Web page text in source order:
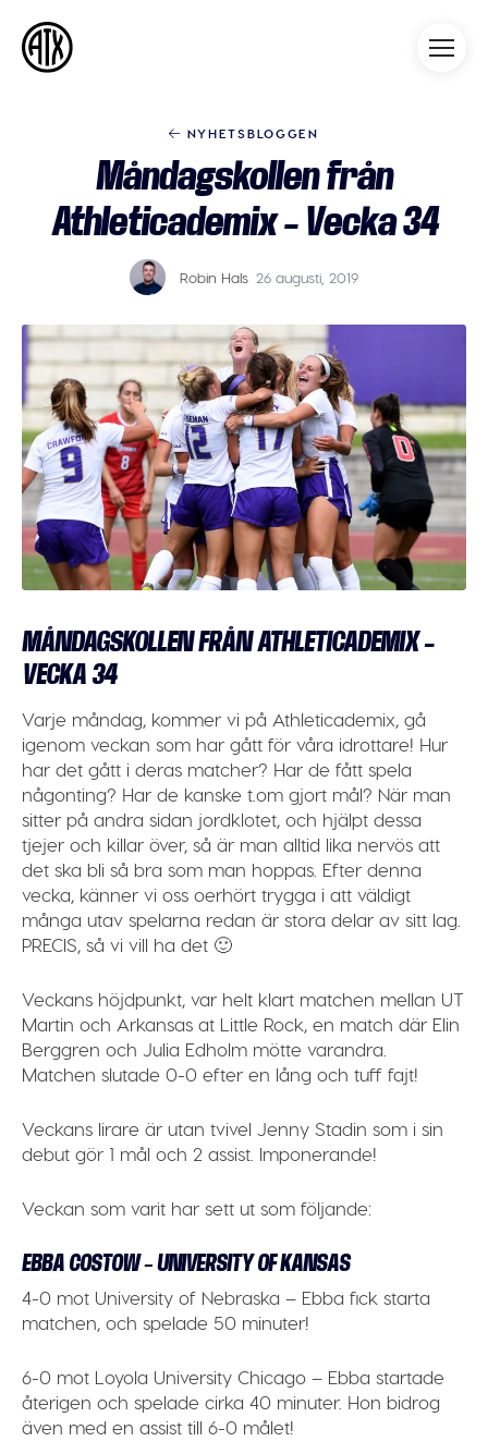
NYHETSBLOGGEN
Måndagskollen från
Athleticademix – Vecka 34
Robin Hals 26 augusti, 2019
MÅNDAGSKOLLEN FRÅN ATHLETICADEMIX –
VECKA 34
Varje måndag, kommer vi på Athleticademix, gå
igenom veckan som har gått för våra idrottare! Hur
har det gått i deras matcher? Har de fått spela
någonting? Har de kanske t.om gjort mål? När man
sitter på andra sidan jordklotet, och hjälpt dessa
tjejer och killar över, så är man alltid lika nervös att
det ska bli så bra som man hoppas. Efter denna
vecka, känner vi oss oerhört trygga i att väldigt
många utav spelarna redan är stora delar av sitt lag.
PRECIS, så vi vill ha det 🙂
Veckans höjdpunkt , var helt klart matchen mellan UT
Martin och Arkansas at Little Rock, en match där Elin
Berggren och Julia Edholm mötte varandra.
Matchen slutade 0-0 efter en lång och tuff fajt!
Veckans lirareär utan tvivelJenny Stadinsom i sin
debut gör 1 mål och 2 assist. Imponerande!
Veckan som varit har sett ut som följande:
EBBA COSTOW – UNIVERSITY OF KANSAS
4-0 mot University of Nebraska – Ebba fick starta
matchen, och spelade 50 minuter!
6-0 mot Loyola University Chicago – Ebba startade
återigen och spelade cirka 40 minuter. Hon bidrog
även med en assist till 6-0 målet!